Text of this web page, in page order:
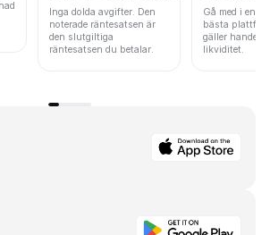
Inga dolda avgifter. Den
noterade räntesatsen är
den slutgiltiga
räntesatsen du betalar.
Gå med i en
bästa
gäller
likviditet.